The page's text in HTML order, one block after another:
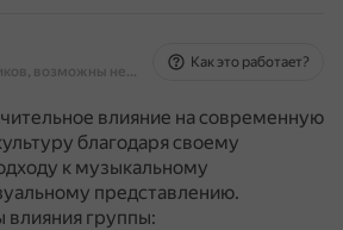
На основе источников, возможны неточности
Как это работает?
влияние на современную
благодаря своему
к музыкальному
представлению.
влияния группы: